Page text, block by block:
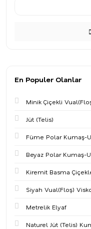
En Populer Olanlar
Minik Çiçekli
Jüt (Telis)
Füme Polar Kumaş-
Beyaz Polar Kumaş-
Kiremit Basma
Siyah Vual(Floş)
Metrelik Elyaf
Naturel Jüt (Telis)